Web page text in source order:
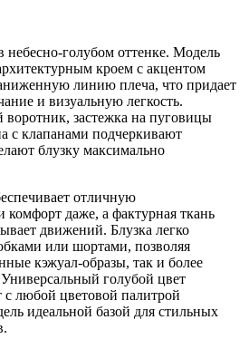
небесно-голубом оттенке. Модель
кроем с акцентом
линию плеча, что придает
и визуальную легкость.
застежка на пуговицы
с клапанами подчеркивают
блузку максимально
отличную
комфорт даже, а фактурная ткань
движений. Блузка легко
или шортами, позволяя
кэжуал-образы, так и более
голубой цвет
с любой цветовой палитрой
идеальной базой для стильных